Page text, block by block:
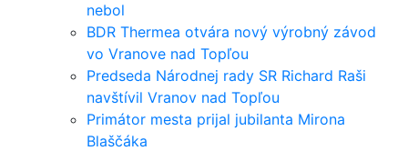
nebol
BDR Thermea otvára nový výrobný závod
vo Vranove nad Topľou
Predseda Národnej rady SR Richard Raši
navštívil Vranov nad Topľou
Primátor mesta prijal jubilanta Mirona
Blaščáka